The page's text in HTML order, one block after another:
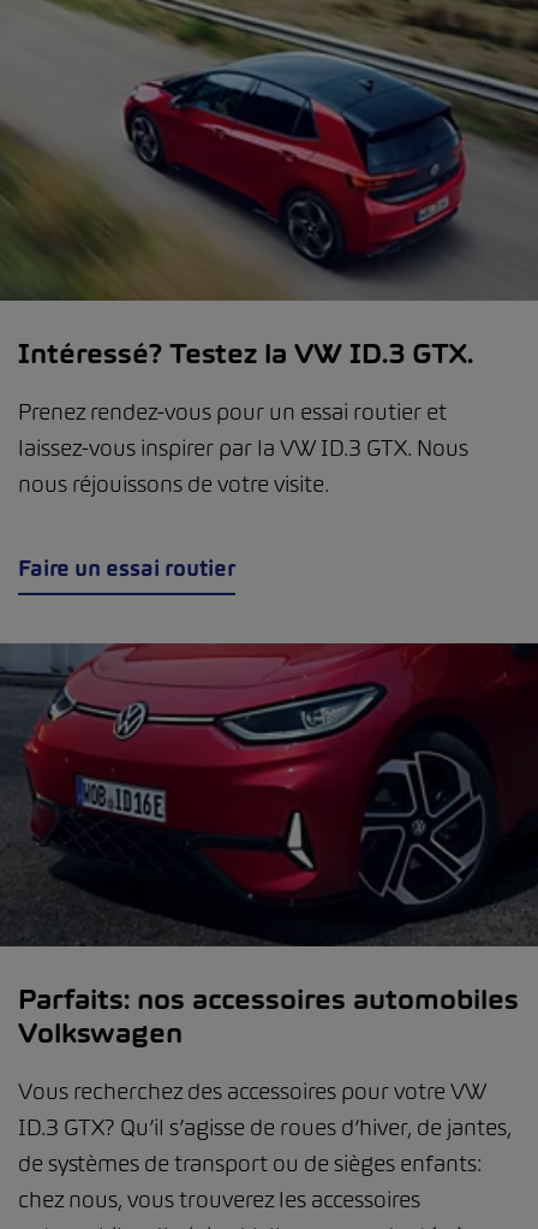
Intéressé? Testez la VW ID.3 GTX.
Prenez rendez-vous pour un essai routier et
laissez-vous inspirer par la VW ID.3 GTX. Nous
nous réjouissons de votre visite.
Faire un essai routier
Parfaits: nos accessoires automobiles
Volkswagen
Vous recherchez des accessoires pour votre VW
ID.3 GTX? Qu’il s’agisse de roues d’hiver, de jantes,
de systèmes de transport ou de sièges enfants:
chez nous, vous trouverez les accessoires